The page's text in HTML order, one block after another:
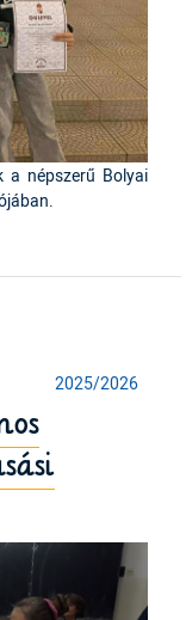
a népszerű Bolyai
2025/2026